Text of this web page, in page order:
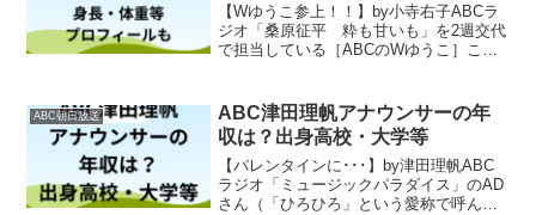
【Wゆうこ参上！！】by小寺右子ABCラ
ジオ「桑原征平 粋も甘いも」を2週交代
で担当している［ABCのWゆうこ］こ
アナ回覧板 #小寺右子 #桑原征平 #...
ABC朝日放送
ABC津田理帆アナウンサーの年
収は？出身高校・大学等
【バレンタインに･･･】by津田理帆ABC
ラジオ「ミュージックパラダイス」のAD
さん（「ひろひろ」という愛称で呼んで